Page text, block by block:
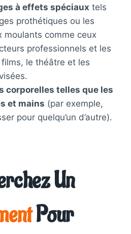
à effets spéciaux tels
prothétiques ou les
moulants comme ceux
professionnels et les
le théâtre et les
corporelles telles que les
et mains (par exemple,
pour quelqu’un d’autre).
Un
Pour